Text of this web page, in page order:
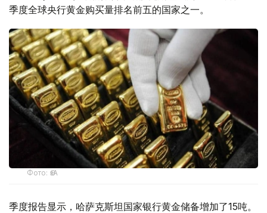
季度全球央行黄金购买量排名前五的国家之一。
Фото: ӨзА
季度报告显示，哈萨克斯坦国家银行黄金储备增加了15吨。